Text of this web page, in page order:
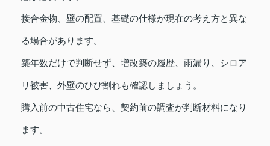
接合金物、壁の配置、基礎の仕様が現在の考え方と異な
る場合があります。
築年数だけで判断せず、増改築の履歴、雨漏り、シロア
リ被害、外壁のひび割れも確認しましょう。
購入前の中古住宅なら、契約前の調査が判断材料になり
ます。